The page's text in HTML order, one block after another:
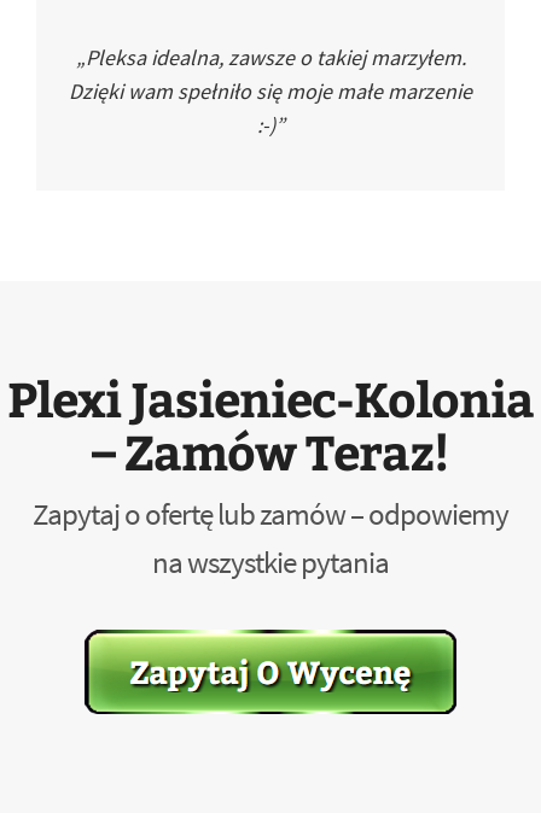
„Pleksa idealna, zawsze o takiej marzyłem.
Dzięki wam spełniło się moje małe marzenie
:-)”
Plexi Jasieniec-Kolonia
– Zamów Teraz!
Zapytaj o ofertę lub zamów – odpowiemy
na wszystkie pytania